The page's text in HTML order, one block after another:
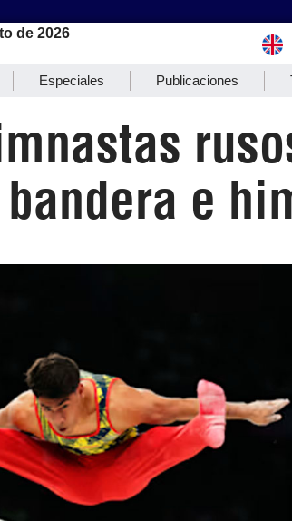
de 2026
Especiales Publicaciones
e